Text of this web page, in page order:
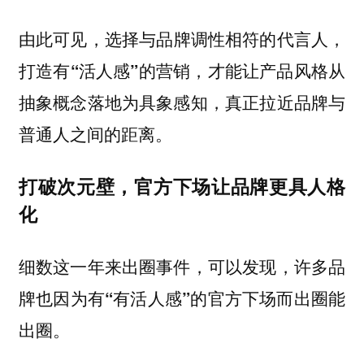
由此可见， 选择与品牌调性相符的代言人，
打造有“活人感”的营销，才能让产品风格从
抽象概念落地为具象感知，真正拉近品牌与
普通人之间的距离。
打破次元壁，官方下场让品牌更具人格
化
细数这一年来出圈事件，可以发现，许多品
牌也因为有“有活人感”的官方下场而出圈能
出圈。